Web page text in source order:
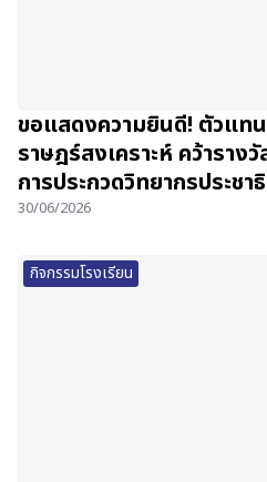
ขอแสดงความยินดี! ตัวแท
ราษฎร์สงเคราะห์ คว้าราง
การประกวดวิทยากรประช
30/06/2026
กิจกรรมโรงเรียน